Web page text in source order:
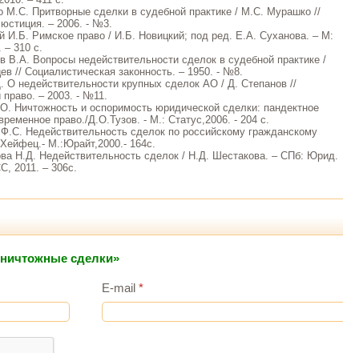
М.С. Притворные сделки в судебной практике / М.С. Мурашко //
юстиция. – 2006. - №3.
И.Б. Римское право / И.Б. Новицкий; под ред. Е.А. Суханова. – М:
310 с.
В.А. Вопросы недействительности сделок в судебной практике /
// Социалистическая законность. – 1950. - №8.
О недействительности крупных сделок АО / Д. Степанов //
право. – 2003. - №11.
Ничтожность и оспоримость юридической сделки: пандектное
право./Д.О.Тузов. - М.: Статус,2006. - 204 с.
Недействительность сделок по российскому гражданскому
М.:Юрайт,2000.- 164с.
Н.Д. Недействительность сделок / Н.Д. Шестакова. – СПб: Юрид.
2011. – 306с.
сделки»
E-mail *